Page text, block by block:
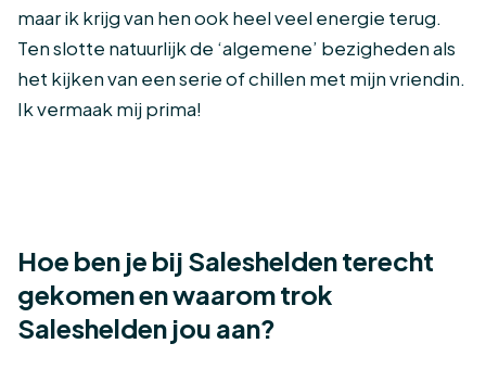
maar ik krijg van hen ook heel veel energie terug.
Ten slotte natuurlijk de ‘algemene’ bezigheden als
het kijken van een serie of chillen met mijn vriendin.
Ik vermaak mij prima!
Hoe ben je bij Saleshelden terecht
gekomen en waarom trok
Saleshelden jou aan?